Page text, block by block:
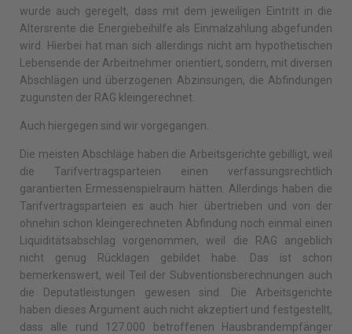
wurde auch geregelt, dass mit dem jeweiligen Eintritt in die
Altersrente die Energiebeihilfe als Einmalzahlung abgefunden
wird. Hierbei hat man sich allerdings nicht am hypothetischen
Lebensende der Arbeitnehmer orientiert, sondern, mit diversen
Abschlägen und überzogenen Abzinsungen, die Abfindungen
zugunsten der RAG kleingerechnet.
Auch hiergegen sind wir vorgegangen.
Die meisten Abschläge haben die Arbeitsgerichte gebilligt, weil
die Tarifvertragsparteien einen verfassungsrechtlich
garantierten Ermessenspielraum hätten. Allerdings haben die
Tarifvertragsparteien es auch hier übertrieben und von der
ohnehin schon kleingerechneten Abfindung noch einmal einen
Liquiditätsabschlag vorgenommen, weil die RAG angeblich
nicht genug Rücklagen gebildet habe. Das ist schon
bemerkenswert, weil Teil der Subventionsberechnungen auch
die Deputatleistungen gewesen sind. Die Arbeitsgerichte
haben dieses Argument auch nicht akzeptiert und festgestellt,
dass alle rund 127.000 betroffenen Hausbrandempfänger